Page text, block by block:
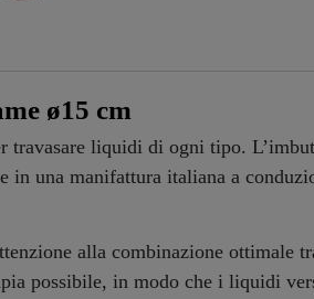
ø15 cm
liquidi di ogni tipo.
in una manifattura italiana a
alla combinazione ottimale
possibile, in modo che i liquidi